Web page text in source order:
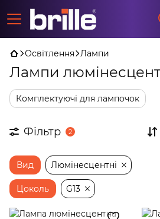
Освітлення Лампи
Лампи
Комплектуючі для лампочок
Фільтр 2
Вид Люмінесцентні
Цоколь G13